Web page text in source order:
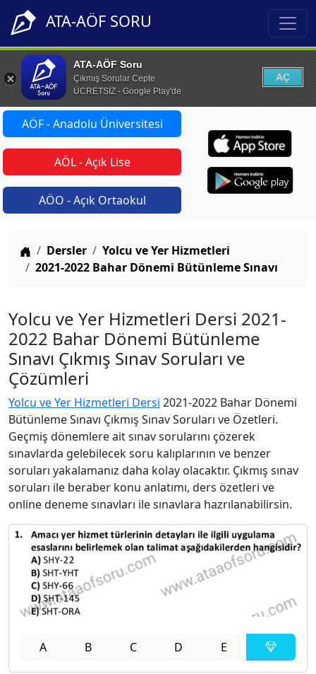
ATA-AÖF SORU
ATA-AÖF Soru
Çıkmış Sorular Cepte
ÜCRETSİZ - Google Play'de
AÇ
AÖF - Anadolu Üniversitesi
AÖL - Açık Lise
AÖO - Açık Ortaokul
Anasayfa
Dersler
Yolcu ve Yer Hizmetleri
2021-2022 Bahar Dönemi Bütünleme Sınavı
Yolcu ve Yer Hizmetleri Dersi 2021-
2022 Bahar Dönemi Bütünleme
Sınavı Çıkmış Sınav Soruları ve
Çözümleri
Yolcu ve Yer Hizmetleri Dersi 2021-2022 Bahar Dönemi
Bütünleme Sınavı Çıkmış Sınav Soruları ve Özetleri.
Geçmiş dönemlere ait sınav sorularını çözerek
sınavlarda gelebilecek soru kalıplarının ve benzer
soruları yakalamanız daha kolay olacaktır. Çıkmış sınav
soruları ile beraber konu anlatımı, ders özetleri ve
online deneme sınavları ile sınavlara hazrılanabilirsin.
A B C D E